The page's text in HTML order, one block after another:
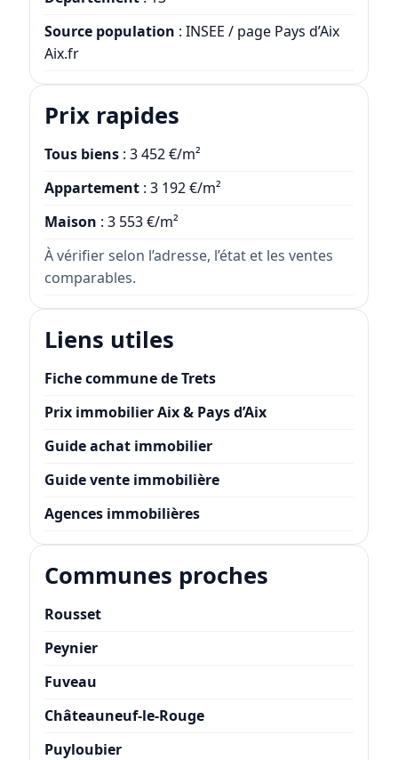
Source population : INSEE / page Pays d’Aix
Aix.fr
Prix rapides
Tous biens: 3 452 €/m²
Appartement: 3 192 €/m²
Maison : 3 553 €/m²
À vérifier selon l’adresse, l’état et les ventes
comparables.
Liens utiles
Fiche commune de Trets
Prix immobilier Aix & Pays d’Aix
Guide achat immobilier
Guide vente immobilière
Agences immobilières
Communes proches
Rousset
Peynier
Fuveau
Châteauneuf-le-Rouge
Puyloubier